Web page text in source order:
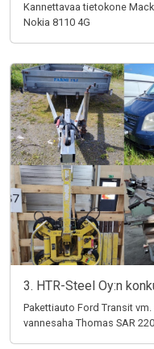
Kannettavaa tietokone
Nokia 8110 4G
3. HTR-Steel Oy:n
Pakettiauto Ford Transit
vannesaha Thomas SAR